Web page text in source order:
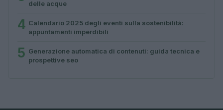
delle acque
4 Calendario 2025 degli eventi sulla sostenibilità:
appuntamenti imperdibili
5 Generazione automatica di contenuti: guida tecnica e
prospettive seo